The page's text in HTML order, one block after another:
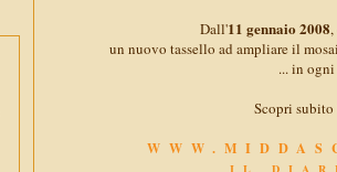
Dall'11 gennaio 2008
un nuovo tassello ad ampliare il
... in
Scopri subito
IL